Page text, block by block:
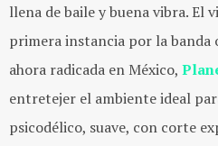
llena de baile y buena vibra. El
primera instancia por la banda
ahora radicada en México,
entretejer el ambiente ideal
psicodélico, suave, con corte